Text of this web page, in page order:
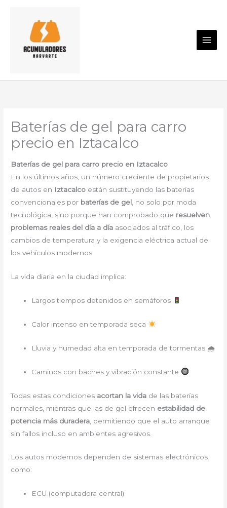
contenido
Baterías de gel para carro
precio en Iztacalco
Baterías de gel para carro precio en Iztacalco
En los últimos años, un número creciente de propietarios
de autos en Iztacalco están sustituyendo las baterías
convencionales por baterías de gel, no solo por moda
tecnológica, sino porque han comprobado que resuelven
problemas reales del día a día asociados al tráfico, los
cambios de temperatura y la exigencia eléctrica actual de
los vehículos modernos.
La vida diaria en la ciudad implica:
Largos tiempos detenidos en semáforos
Calor intenso en temporada seca
Lluvia y humedad alta en temporada de tormentas 🌧
Caminos con baches y vibración constante
Todas estas condiciones acortan la vida de las baterías
normales, mientras que las de gel ofrecen estabilidad de
potencia más duradera , permitiendo que el auto arranque
sin fallos incluso en ambientes agresivos.
Los autos modernos dependen de sistemas electrónicos
como:
ECU (computadora central)